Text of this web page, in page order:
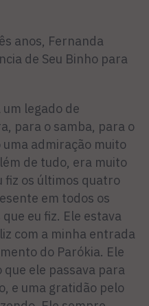
anos, Fernanda
de Seu Binho para
um legado de
para o samba, para o
admiração muito
de tudo, era muito
fiz os últimos quatro
em todos os
eu fiz. Ele estava
com a minha entrada
do Parókia. Ele
ele passava para
e uma gratidão pelo